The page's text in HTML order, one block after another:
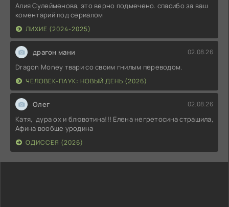
Алия Сулейменова, это верно подмечено. спасибо за ваш
коментарий под сериалом
ЛИХИЕ (2024-2025)
драгон мани 02.08.26
Dragon Money твари со своим гнилым переводом.
ЧЕЛОВЕК-ПАУК: НОВЫЙ ДЕНЬ (2026)
Олег 02.08.26
Катя, дура ох и блювотина!!! Елена негретосина страшила,
Афина вообще уродина
ОДИССЕЯ (2026)